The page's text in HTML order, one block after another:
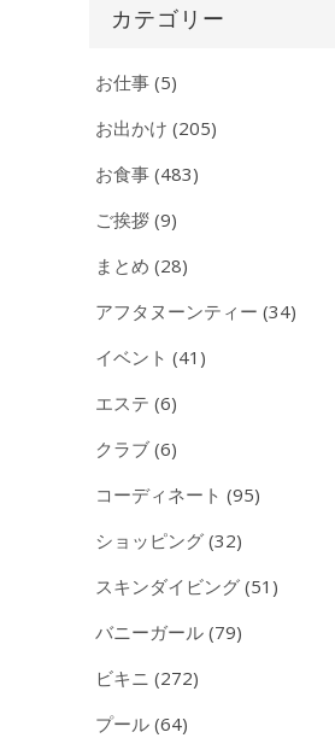
カテゴリー
お仕事 (5)
お出かけ (205)
お食事 (483)
ご挨拶 (9)
まとめ (28)
アフタヌーンティー (34)
イベント (41)
エステ (6)
クラブ (6)
コーディネート (95)
ショッピング (32)
スキンダイビング (51)
バニーガール (79)
ビキニ (272)
プール (64)